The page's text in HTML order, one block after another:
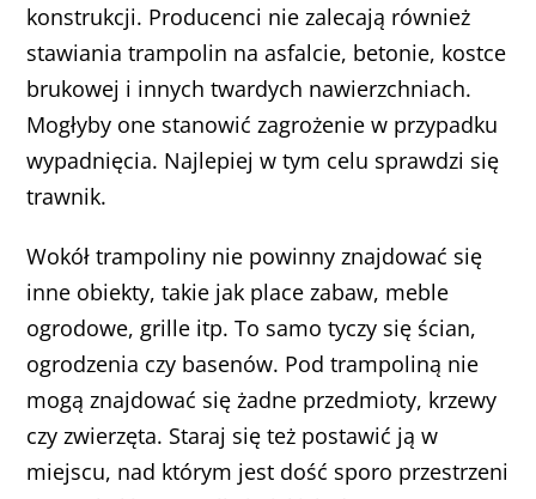
konstrukcji. Producenci nie zalecają również
stawiania trampolin na asfalcie, betonie, kostce
brukowej i innych twardych nawierzchniach.
Mogłyby one stanowić zagrożenie w przypadku
wypadnięcia. Najlepiej w tym celu sprawdzi się
trawnik.
Wokół trampoliny nie powinny znajdować się
inne obiekty, takie jak place zabaw, meble
ogrodowe, grille itp. To samo tyczy się ścian,
ogrodzenia czy basenów. Pod trampoliną nie
mogą znajdować się żadne przedmioty, krzewy
czy zwierzęta. Staraj się też postawić ją w
miejscu, nad którym jest dość sporo przestrzeni